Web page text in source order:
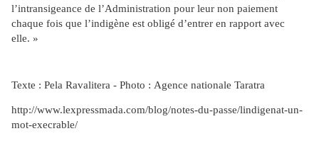
l’intransigeance de l’Administration pour leur non paiement
chaque fois que l’indigène est obligé d’entrer en rapport avec
elle. »
Texte : Pela Ravalitera - Photo : Agence nationale Taratra
http://www.lexpressmada.com/blog/notes-du-passe/lindigenat-un-
mot-execrable/